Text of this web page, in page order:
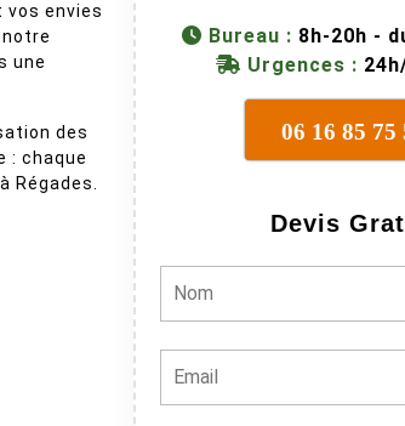
vos envies
une
des
: chaque
Régades.
Bureau : 8h-20h -
Urgences :
06 16 85 75
Devis